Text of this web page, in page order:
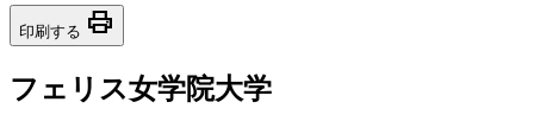
印刷する print
フェリス女学院大学